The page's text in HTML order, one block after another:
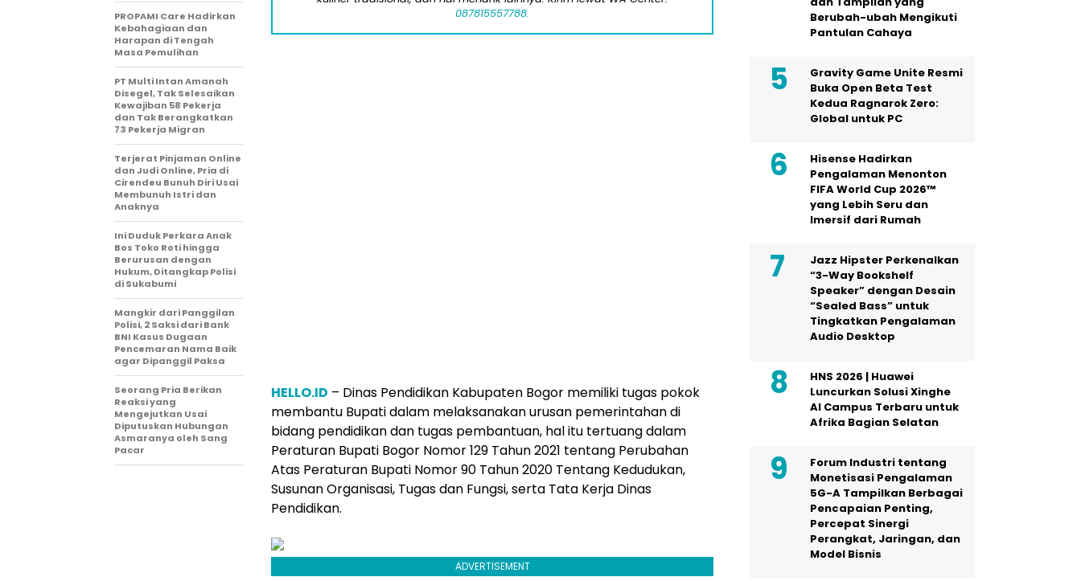
087815557788.
HELLO.ID – Dinas Pendidikan Kabupaten Bogor memiliki tugas pokok
membantu Bupati dalam melaksanakan urusan pemerintahan di
bidang pendidikan dan tugas pembantuan, hal itu tertuang dalam
Peraturan Bupati Bogor Nomor 129 Tahun 2021 tentang Perubahan
Atas Peraturan Bupati Nomor 90 Tahun 2020 Tentang Kedudukan,
Susunan Organisasi, Tugas dan Fungsi, serta Tata Kerja Dinas
Pendidikan.
ADVERTISEMENT
PROPAMI Care Hadirkan
Kebahagiaan dan
Harapan di Tengah
Masa Pemulihan
PT Multi Intan Amanah
Disegel, Tak Selesaikan
Kewajiban 58 Pekerja
dan Tak Berangkatkan
73 Pekerja Migran
Terjerat Pinjaman Online
dan Judi Online, Pria di
Cirendeu Bunuh Diri Usai
Membunuh Istri dan
Anaknya
Ini Duduk Perkara Anak
Bos Toko Roti hingga
Berurusan dengan
Hukum, Ditangkap Polisi
di Sukabumi
Mangkir dari Panggilan
Polisi, 2 Saksi dari Bank
BNI Kasus Dugaan
Pencemaran Nama Baik
agar Dipanggil Paksa
Seorang Pria Berikan
Reaksi yang
Mengejutkan Usai
Diputuskan Hubungan
Asmaranya oleh Sang
Pacar
Berubah-ubah Mengikuti
Pantulan Cahaya
Gravity Game Unite Resmi
Buka Open Beta Test
Kedua Ragnarok Zero:
Global untuk PC
Hisense Hadirkan
Pengalaman Menonton
FIFA World Cup 2026™
yang Lebih Seru dan
Imersif dari Rumah
Jazz Hipster Perkenalkan
“3-Way Bookshelf
Speaker” dengan Desain
“Sealed Bass” untuk
Tingkatkan Pengalaman
Audio Desktop
HNS 2026 | Huawei
Luncurkan Solusi Xinghe
AI Campus Terbaru untuk
Afrika Bagian Selatan
Forum Industri tentang
Monetisasi Pengalaman
5G-A Tampilkan Berbagai
Pencapaian Penting,
Percepat Sinergi
Perangkat, Jaringan, dan
Model Bisnis